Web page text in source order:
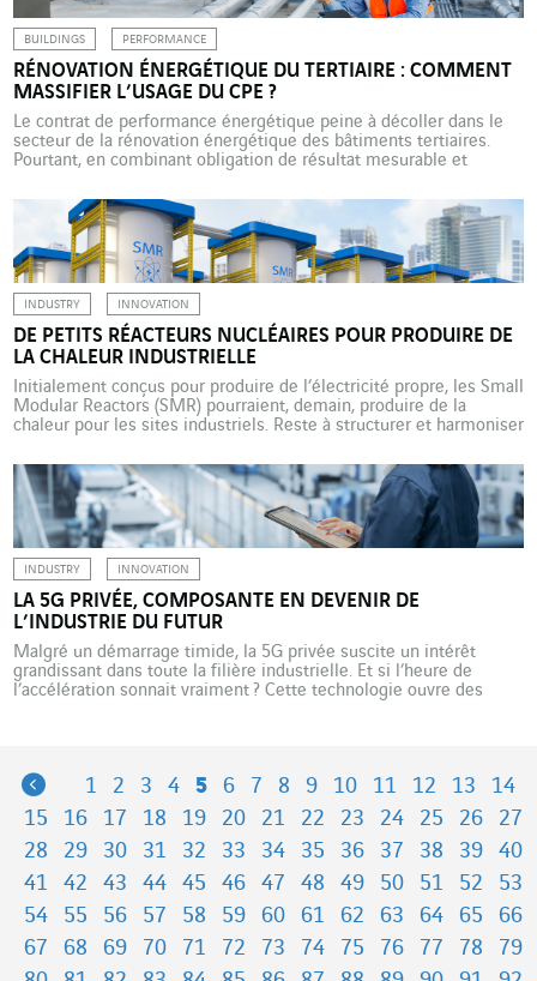
BUILDINGS PERFORMANCE
RÉNOVATION ÉNERGÉTIQUE DU TERTIAIRE : COMMENT
MASSIFIER L’USAGE DU CPE ?
Le contrat de performance énergétique peine à décoller dans le
secteur de la rénovation énergétique des bâtiments tertiaires.
Pourtant, en combinant obligation de résultat mesurable et
aux bailleurs des opportunités inédites d’accélération de leur
décarbonation sur le marché français. Réduire de 10 %, 15 % ou
20 % […]
INDUSTRY INNOVATION
DE PETITS RÉACTEURS NUCLÉAIRES POUR PRODUIRE DE
LA CHALEUR INDUSTRIELLE
Initialement conçus pour produire de l’électricité propre, les Small
Modular Reactors (SMR) pourraient, demain, produire de la
chaleur pour les sites industriels. Reste à structurer et harmoniser
début de la prochaine décennie. Alors que le défi du changement
climatique se joue en grande partie sur […]
INDUSTRY INNOVATION
LA 5G PRIVÉE, COMPOSANTE EN DEVENIR DE
L’INDUSTRIE DU FUTUR
Malgré un démarrage timide, la 5G privée suscite un intérêt
grandissant dans toute la filière industrielle. Et si l’heure de
l’accélération sonnait vraiment ? Cette technologie ouvre des
Previous
1 2 3 4 5 6 7 8 9 10 11 12 13
14
15
16 17 18 19 20 21 22 23 24 25 26
27
28
29 30 31 32 33 34 35 36 37 38 39
40
41
42 43 44 45 46 47 48 49 50 51 52
53
54
55 56 57 58 59 60 61 62 63 64 65
66
67
68 69 70 71 72 73 74 75 76 77 78
79